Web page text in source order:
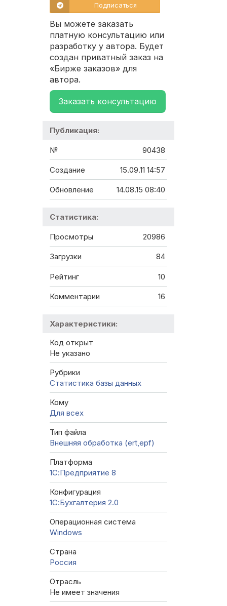
Подписаться
Вы можете заказать
платную консультацию или
разработку у автора. Будет
создан приватный заказ на
«Бирже заказов» для
автора.
Заказать консультацию
Публикация:
№ 90438
Создание 15.09.11 14:57
Обновление 14.08.15 08:40
Статистика:
Просмотры 20986
Загрузки 84
Рейтинг 10
Комментарии 16
Характеристики:
Код открыт
Не указано
Рубрики
Статистика базы данных
Кому
Для всех
Тип файла
Внешняя обработка (ert,epf)
Платформа
1С:Предприятие 8
Конфигурация
1С:Бухгалтерия 2.0
Операционная система
Windows
Страна
Россия
Отрасль
Не имеет значения